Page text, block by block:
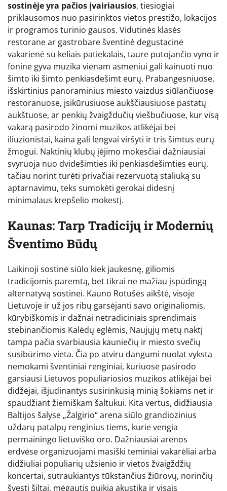
sostinėje yra pačios įvairiausios, tiesiogiai
priklausomos nuo pasirinktos vietos prestižo, lokacijos
ir programos turinio gausos. Vidutinės klasės
restorane ar gastrobare šventinė degustacinė
vakarienė su keliais patiekalais, taure putojančio vyno ir
fonine gyva muzika vienam asmeniui gali kainuoti nuo
šimto iki šimto penkiasdešimt eurų. Prabangesniuose,
išskirtinius panoraminius miesto vaizdus siūlančiuose
restoranuose, įsikūrusiuose aukščiausiuose pastatų
aukštuose, ar penkių žvaigždučių viešbučiuose, kur visą
vakarą pasirodo žinomi muzikos atlikėjai bei
iliuzionistai, kaina gali lengvai viršyti ir tris šimtus eurų
žmogui. Naktinių klubų įėjimo mokesčiai dažniausiai
svyruoja nuo dvidešimties iki penkiasdešimties eurų,
tačiau norint turėti privačiai rezervuotą staliuką su
aptarnavimu, teks sumokėti gerokai didesnį
minimalaus krepšelio mokestį.
Kaunas: Tarp Tradicijų ir Modernių
Šventimo Būdų
Laikinoji sostinė siūlo kiek jaukesnę, giliomis
tradicijomis paremtą, bet tikrai ne mažiau įspūdingą
alternatyvą sostinei. Kauno Rotušės aikštė, visoje
Lietuvoje ir už jos ribų garsėjanti savo originaliomis,
kūrybiškomis ir dažnai netradiciniais sprendimais
stebinančiomis Kalėdų eglėmis, Naujųjų metų naktį
tampa pačia svarbiausia kauniečių ir miesto svečių
susibūrimo vieta. Čia po atviru dangumi nuolat vyksta
nemokami šventiniai renginiai, kuriuose pasirodo
garsiausi Lietuvos populiariosios muzikos atlikėjai bei
didžėjai, išjudinantys susirinkusią minią šokiams net ir
spaudžiant žiemiškam šaltukui. Kita vertus, didžiausia
Baltijos šalyse „Žalgirio“ arena siūlo grandiozinius
uždarų patalpų renginius tiems, kurie vengia
permainingo lietuviško oro. Dažniausiai arenos
erdvėse organizuojami masiški teminiai vakarėliai arba
didžiuliai populiarių užsienio ir vietos žvaigždžių
koncertai, sutraukiantys tūkstančius žiūrovų, norinčių
švęsti šiltai, mėgautis puikia akustika ir visais